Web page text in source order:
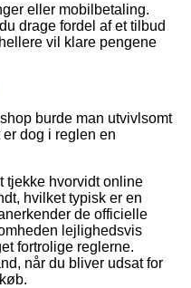
eller mobilbetaling.
drage fordel af et tilbud
vil klare pengene
burde man utvivlsomt
dog i reglen en
tjekke hvorvidt online
hvilket typisk er en
de officielle
lejlighedsvis
fortrolige reglerne.
når du bliver udsat for